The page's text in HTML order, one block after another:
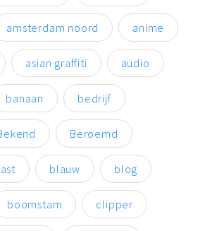
amsterdam noord anime
asian graffiti audio
banaan bedrijf
Beroemd
blauw blog
boomstam clipper